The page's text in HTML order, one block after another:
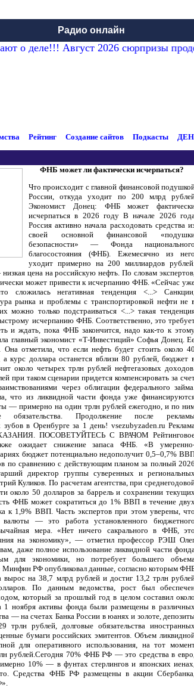
Радио онлайн
о деле!!! Август 2026 сюрпризы
Рейтинг Создание сайтов Подкасты
ФНБ может ли фактически исчерпаться?
Что происходит с главной финансовой
России, откуда уходит по 200 млрд
Экономист Донец: ФНБ может
исчерпаться в 2026 году В начале 2026
Россия активно начала расходовать средства
своей основной финансовой
безопасности» — Фонда национального
благосостояния (ФНБ). Ежемесячно из него
уходит примерно на 200 миллиардов
цена на российскую нефть. По словам
может привести к исчерпанию ФНБ. «Сейчас
сложилась негативная тенденция <...>
рынка и проблемы с транспортировкой нефти не
можно только подстраиваться <...> такая
исчерпанию ФНБ. Соответственно, это
и ждать, пока ФНБ закончится, надо как-то к
главный экономист «Т-Инвестиций» Софья Донец.
Она отметила, что если нефть будет стоить около 40
а курс доллара останется вблизи 80 рублей, бюджет
около четырех трлн рублей нефтегазовых
при таком сценарии придется компенсировать за
через облигации федерального
что из ликвидной части фонда уже
— примерно на один трлн рублей ежегодно, и по
обязательства. Продолжение после
зубов в Оренбурге за 1 день! vsezubyzaden.ru
ПОСОВЕТУЙТЕСЬ С ВРАЧОМ
ожидает снижение запаса ФНБ. «В
бюджет потенциально недополучит 0,5–0,7%
по сравнению с действующим планом за полный 2026
директор группы суверенных и
Куликов. По расчетам агентства, при
около 50 долларов за баррель и сохранении
ФНБ может сократиться до 1% ВВП в течение
к 1,9% ВВП. Часть экспертов при этом уверены, что
— это работа установленного бюджетного
мера. «Нет ничего сакрального в ФНБ, это
на экономику», — отметил профессор РЭШ
даже полное использование ликвидной части
для экономики, но потребует большего
Минфин РФ опубликовал данные, согласно которым
вырос на 38,7 млрд рублей и достиг 13,2 трлн
По данным ведомства, рост был
который за прошлый год в целом составил около
ноября активы фонда были размещены в
— на счетах Банка России в юанях и золоте,
рублей, долговые обязательства
бумаги российских эмитентов. Объем
для оперативного использования, на тот
рублей.Сегодня 70% ФНБ РФ — это средства в
10% — в фунтах стерлингов и японских
Средства ФНБ РФ размещены в акции